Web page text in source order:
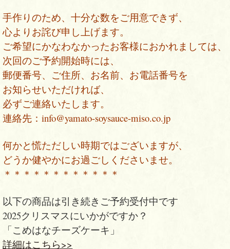
手作りのため、十分な数をご用意できず、
心よりお詫び申し上げます。
ご希望にかなわなかったお客様におかれましては、
次回のご予約開始時には、
郵便番号、ご住所、お名前、お電話番号を
お知らせいただければ、
必ずご連絡いたします。
連絡先：info@yamato-soysauce-miso.co.jp
何かと慌ただしい時期ではございますが、
どうか健やかにお過ごしくださいませ。
＊＊＊＊＊＊＊＊＊＊＊＊
以下の商品は引き続きご予約受付中です
2025クリスマスにいかがですか？
「こめはなチーズケーキ」
詳細はこちら>>